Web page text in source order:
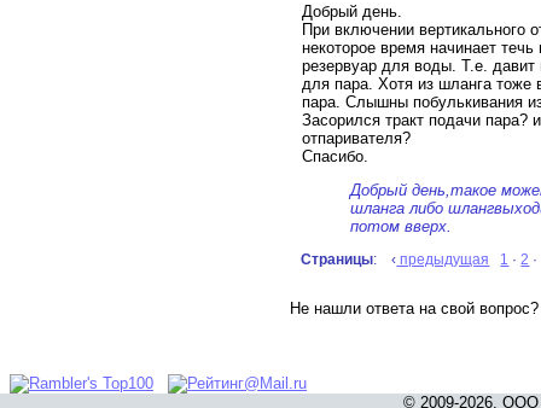
Добрый день.
При включении вертикального
некоторое время начинает
резервуар для воды. Т.е.
для пара. Хотя из шланга тоже
пара. Слышны побулькивания
Засорился тракт подачи пара?
отпаривателя?
Спасибо.
Добрый день,такое
шланга либо
потом вверх.
Страницы: ‹ предыдущая 1 · 2 ·
Не нашли ответа на свой
© 2009-2026, ООО